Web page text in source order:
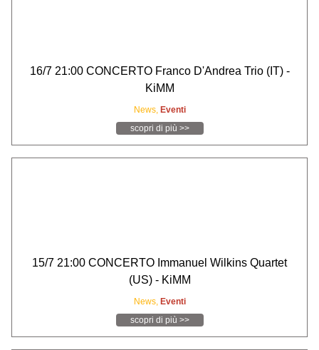
16/7 21:00 CONCERTO Franco D'Andrea Trio (IT) -
KiMM
News, Eventi
scopri di più >>
15/7 21:00 CONCERTO Immanuel Wilkins Quartet
(US) - KiMM
News, Eventi
scopri di più >>